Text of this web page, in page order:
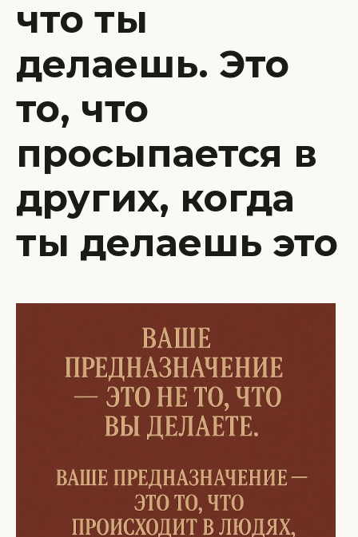
что ты
делаешь. Это
то, что
просыпается в
других, когда
ты делаешь это